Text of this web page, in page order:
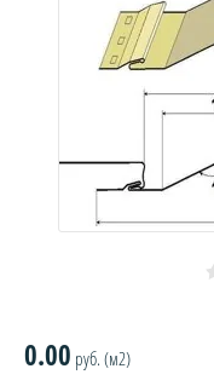
0.00 руб. (м2)